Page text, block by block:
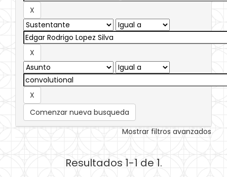
Comenzar nueva busqueda
Mostrar filtros avanzados
Resultados 1-1 de 1.